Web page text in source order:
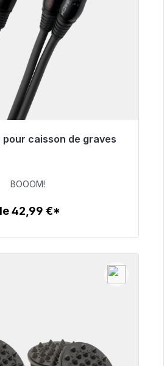
pour caisson de graves
53,49 €
BOOOM!
42,99 €*